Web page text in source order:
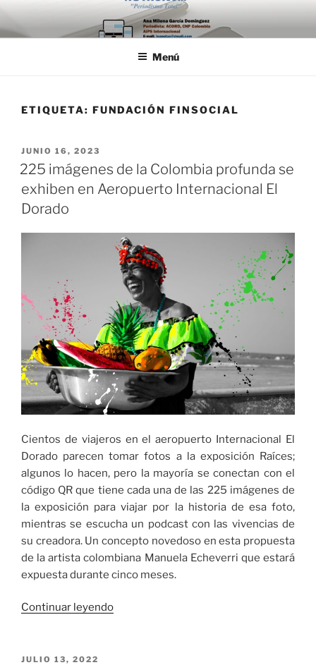
Saltar
al
contenido
Menú
ETIQUETA: FUNDACIÓN FINSOCIAL
PUBLICADO
EL
JUNIO 16, 2023
225 imágenes de la Colombia profunda se
exhiben en Aeropuerto Internacional El
Dorado
Cientos de viajeros en el aeropuerto Internacional El
Dorado parecen tomar fotos a la exposición Raíces;
algunos lo hacen, pero la mayoría se conectan con el
código QR que tiene cada una de las 225 imágenes de
la exposición para viajar por la historia de esa foto,
mientras se escucha un podcast con las vivencias de
su creadora. Un concepto novedoso en esta propuesta
de la artista colombiana Manuela Echeverri que estará
expuesta durante cinco meses.
Continuar leyendo«225
PUBLICADO
JULIO 13, 2022